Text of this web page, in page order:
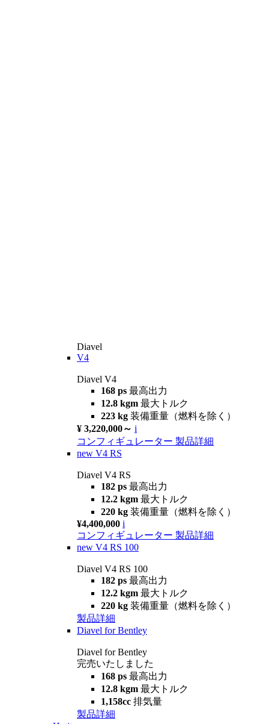
Diavel
V4
Diavel V4
168 ps 最高出力
12.8 kgm 最大トルク
223 kg 装備重量（燃料を除く）
¥ 3,220,000～ i
コンフィギュレーター 製品詳細
new V4 RS
Diavel V4 RS
182 ps 最高出力
12.2 kgm 最大トルク
220 kg 装備重量（燃料を除く）
¥4,400,000 i
コンフィギュレーター 製品詳細
new V4 RS 100
Diavel V4 RS 100
182 ps 最高出力
12.2 kgm 最大トルク
220 kg 装備重量（燃料を除く）
製品詳細
Diavel for Bentley
Diavel for Bentley
完売いたしました
168 ps 最高出力
12.8 kgm 最大トルク
1,158cc 排気量
製品詳細